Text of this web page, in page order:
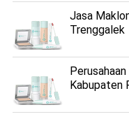
Jasa
Trenggalek
Kabupaten